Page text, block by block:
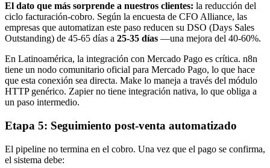
El dato que más sorprende a nuestros clientes: la reducción del
ciclo facturación-cobro. Según la encuesta de CFO Alliance, las
empresas que automatizan este paso reducen su DSO (Days Sales
Outstanding) de 45-65 días a 25-35 días —una mejora del 40-60%.
En Latinoamérica, la integración con Mercado Pago es crítica. n8n
tiene un nodo comunitario oficial para Mercado Pago, lo que hace
que esta conexión sea directa. Make lo maneja a través del módulo
HTTP genérico. Zapier no tiene integración nativa, lo que obliga a
un paso intermedio.
Etapa 5: Seguimiento post-venta automatizado
El pipeline no termina en el cobro. Una vez que el pago se confirma,
el sistema debe: